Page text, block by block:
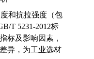
和抗拉强度（包
T 5231-2012标
标及影响因素，
异，为工业选材